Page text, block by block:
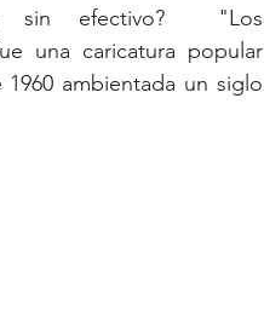
sin efectivo?  "Los
una caricatura popular
ambientada un siglo